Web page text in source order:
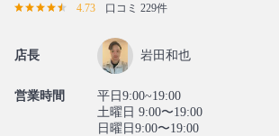
4.73 口コミ 229件
店長 岩田和也
営業時間
平日9:00~19:00
土曜日 9:00〜19:00
日曜日9:00〜19:00